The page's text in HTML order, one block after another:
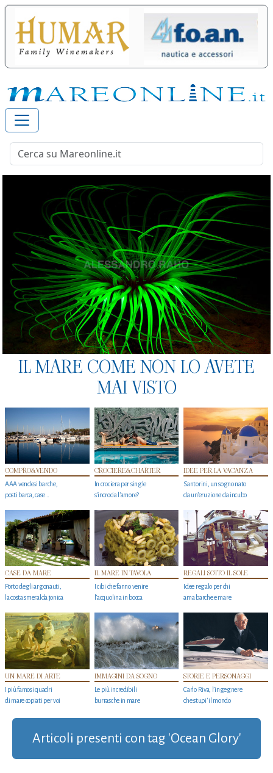
IL MARE COME NON LO AVETE
MAI VISTO
COMPRO&VENDO
AAA vendesi barche,
posti barca, case…
CROCIERE&CHARTER
In crociera per single
s'incrocia l’amore?
IDEE PER LA VACANZA
Santorini, un sogno nato
da un’eruzione da incubo
CASE DA MARE
Porto degli argonauti,
la costa smeralda jonica
IL MARE IN TAVOLA
I cibi che fanno venire
l’acquolina in bocca
REGALI SOTTO IL SOLE
Idee regalo per chi
ama barche e mare
UN MARE DI ARTE
I più famosi quadri
di mare copiati per voi
IMMAGINI DA SOGNO
Le più incredibili
burrasche in mare
STORIE E PERSONAGGI
Carlo Riva, l’ingegnere
che stupi' il mondo
Articoli presenti con tag 'Ocean Glory'